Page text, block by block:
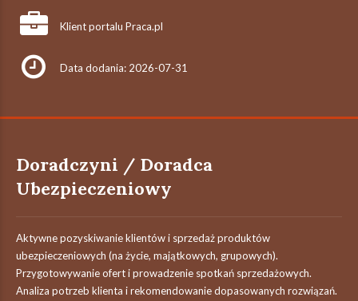
Klient portalu Praca.pl
Data dodania: 2026-07-31
Doradczyni / Doradca
Ubezpieczeniowy
Aktywne pozyskiwanie klientów i sprzedaż produktów
ubezpieczeniowych (na życie, majątkowych, grupowych).
Przygotowywanie ofert i prowadzenie spotkań sprzedażowych.
Analiza potrzeb klienta i rekomendowanie dopasowanych rozwiązań.